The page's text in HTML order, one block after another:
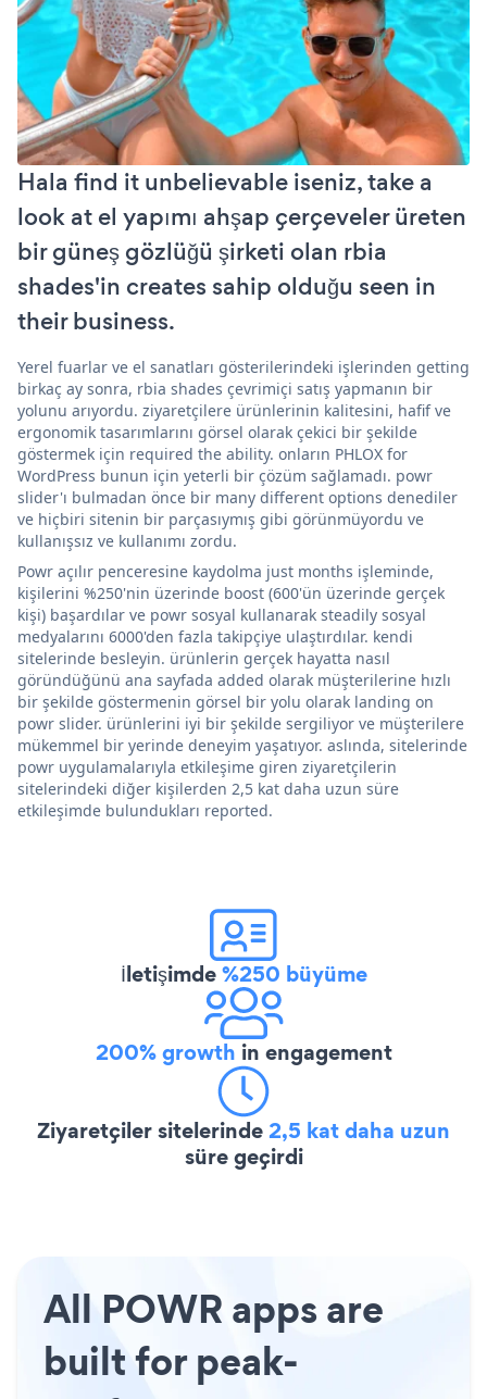
Hala find it unbelievable iseniz, take a
look at el yapımı ahşap çerçeveler üreten
bir güneş gözlüğü şirketi olan rbia
shades'in creates sahip olduğu seen in
their business.
Yerel fuarlar ve el sanatları gösterilerindeki işlerinden getting
birkaç ay sonra, rbia shades çevrimiçi satış yapmanın bir
yolunu arıyordu. ziyaretçilere ürünlerinin kalitesini, hafif ve
ergonomik tasarımlarını görsel olarak çekici bir şekilde
göstermek için required the ability. onların PHLOX for
WordPress bunun için yeterli bir çözüm sağlamadı. powr
slider'ı bulmadan önce bir many different options denediler
ve hiçbiri sitenin bir parçasıymış gibi görünmüyordu ve
kullanışsız ve kullanımı zordu.
Powr açılır penceresine kaydolma just months işleminde,
kişilerini %250'nin üzerinde boost (600'ün üzerinde gerçek
kişi) başardılar ve powr sosyal kullanarak steadily sosyal
medyalarını 6000'den fazla takipçiye ulaştırdılar. kendi
sitelerinde besleyin. ürünlerin gerçek hayatta nasıl
göründüğünü ana sayfada added olarak müşterilerine hızlı
bir şekilde göstermenin görsel bir yolu olarak landing on
powr slider. ürünlerini iyi bir şekilde sergiliyor ve müşterilere
mükemmel bir yerinde deneyim yaşatıyor. aslında, sitelerinde
powr uygulamalarıyla etkileşime giren ziyaretçilerin
sitelerindeki diğer kişilerden 2,5 kat daha uzun süre
etkileşimde bulundukları reported.
İletişimde%250 büyüme
200% growth in engagement
Ziyaretçiler sitelerinde2,5 kat daha uzun
süre geçirdi
All POWR apps are
built for peak-